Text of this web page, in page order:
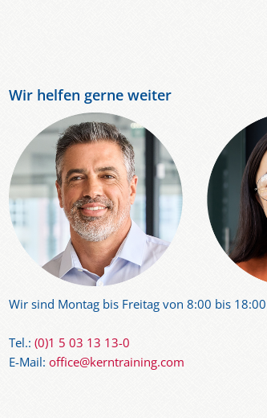
Wir helfen gerne weiter
Wir sind Montag bis Freitag von 8:00 bis
Tel.: (0)1 5 03 13 13-0
E-Mail: office@kerntraining.com